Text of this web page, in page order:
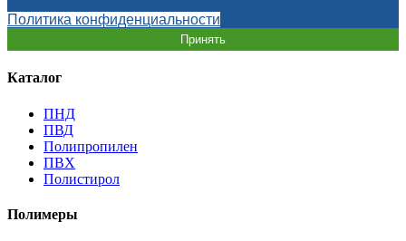
Политика конфиденциальности
Принять
Каталог
ПНД
ПВД
Полипропилен
ПВХ
Полистирол
Полимеры